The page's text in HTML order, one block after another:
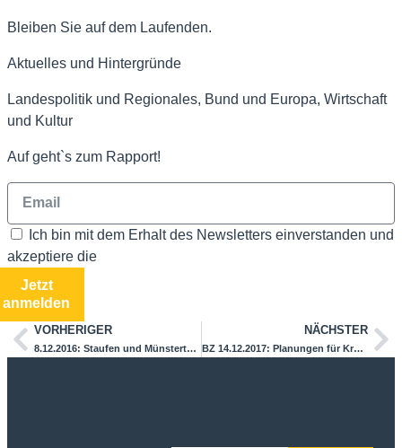
Bleiben Sie auf dem Laufenden.
Aktuelles und Hintergründe
Landespolitik und Regionales, Bund und Europa, Wirtschaft
und Kultur
Auf geht`s zum Rapport!
Ich bin mit dem Erhalt des Newsletters einverstanden und
akzeptiere die
Jetzt
anmelden
VORHERIGER
8.12.2016: Staufen und Münstertal erhalten Zuschüsse zum Breitbandausbau / Übergabe der Förderbescheide in Stuttgart
NÄCHSTER
BZ 14.12.2017: Planungen für Kreisel laufen An der B 3 in Buggingen.